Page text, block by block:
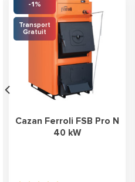
-1%
Transport
Gratuit
Cazan Ferroli FSB Pro N
40 kW